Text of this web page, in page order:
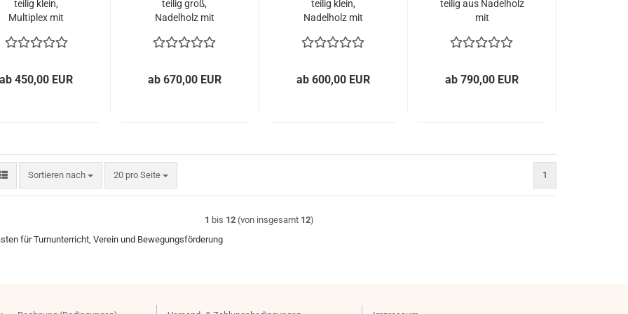
teilig klein,
Multiplex mit
Sportgeräte
ab 450,00 EUR
teilig groß,
Nadelholz mit
von Sportgeräte
ab 670,00 EUR
teilig klein,
Nadelholz mit
Sportgeräte
ab 600,00 EUR
teilig aus Nadelholz
mit
v. Sportgeräte
ab 790,00 EUR
Sortieren nach
Sortieren nach 20 pro Seite
pro Seite 1
1 bis 12 (von insgesamt 12)
für Turnunterricht, Verein und Bewegungsförderung